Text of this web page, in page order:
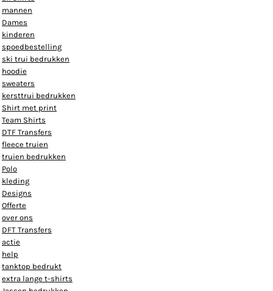
mannen
Dames
kinderen
spoedbestelling
ski trui bedrukken
hoodie
sweaters
kersttrui bedrukken
Shirt met print
Team Shirts
DTF Transfers
fleece truien
truien bedrukken
Polo
kleding
Designs
Offerte
over ons
DFT Transfers
actie
help
tanktop bedrukt
extra lange t-shirts